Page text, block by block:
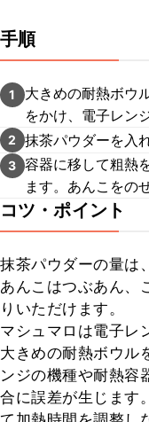
手順
1
大きめの耐熱ボウ
をかけ、電子レン
2 抹茶パウダーを入
3 容器に移して粗熱
ます。あんこをの
コツ・ポイント
抹茶パウダーの量は
あんこはつぶあん、
りいただけます。
マシュマロは電子レ
大きめの耐熱ボウル
ンジの機種や耐熱容
合に誤差が生じます